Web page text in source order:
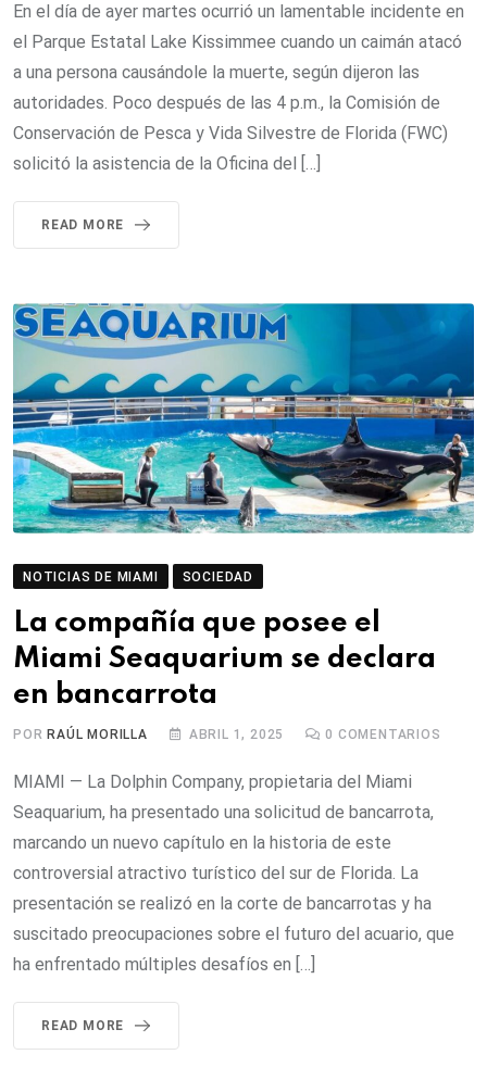
En el día de ayer martes ocurrió un lamentable incidente en
el Parque Estatal Lake Kissimmee cuando un caimán atacó
a una persona causándole la muerte, según dijeron las
autoridades. Poco después de las 4 p.m., la Comisión de
Conservación de Pesca y Vida Silvestre de Florida (FWC)
solicitó la asistencia de la Oficina del […]
READ MORE
NOTICIAS DE MIAMI SOCIEDAD
La compañía que posee el
Miami Seaquarium se declara
en bancarrota
POR RAÚL MORILLA ABRIL 1, 2025 0 COMENTARIOS
MIAMI — La Dolphin Company, propietaria del Miami
Seaquarium, ha presentado una solicitud de bancarrota,
marcando un nuevo capítulo en la historia de este
controversial atractivo turístico del sur de Florida. La
presentación se realizó en la corte de bancarrotas y ha
suscitado preocupaciones sobre el futuro del acuario, que
ha enfrentado múltiples desafíos en […]
READ MORE